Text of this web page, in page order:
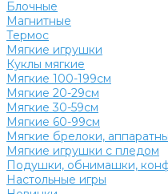
Блочные
Магнитные
Термос
Мягкие игрушки
Куклы мягкие
Мягкие 100-199см
Мягкие 20-29см
Мягкие 30-59см
Мягкие 60-99см
Мягкие брелоки,
Мягкие игрушки с пледом
Подушки, обнимашки,
Настольные игры